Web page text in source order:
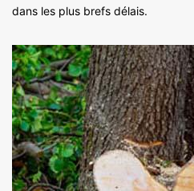
dans les plus brefs délais.